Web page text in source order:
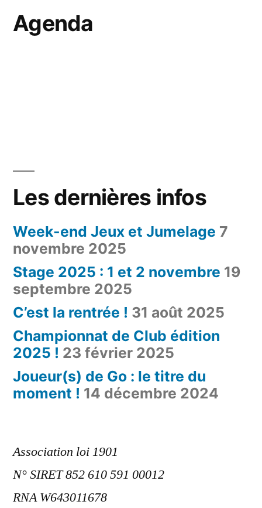
Agenda
Les dernières infos
Week-end Jeux et Jumelage 7
novembre 2025
Stage 2025 : 1 et 2 novembre 19
septembre 2025
C’est la rentrée ! 31 août 2025
Championnat de Club édition
2025 ! 23 février 2025
Joueur(s) de Go : le titre du
moment ! 14 décembre 2024
Association loi 1901
N° SIRET 852 610 591 00012
RNA W643011678